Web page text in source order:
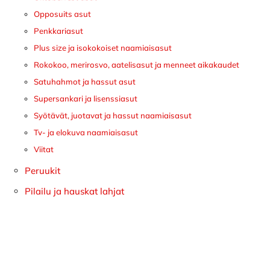
Opposuits asut
Penkkariasut
Plus size ja isokokoiset naamiaisasut
Rokokoo, merirosvo, aatelisasut ja menneet aikakaudet
Satuhahmot ja hassut asut
Supersankari ja lisenssiasut
Syötävät, juotavat ja hassut naamiaisasut
Tv- ja elokuva naamiaisasut
Viitat
Peruukit
Pilailu ja hauskat lahjat